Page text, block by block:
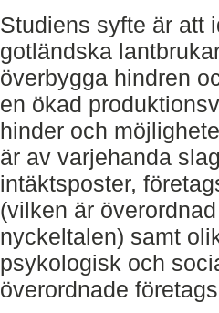
Studiens syfte är att
gotländska
överbygga hindren
en ökad
hinder och
är av varjehanda
intäktsposter,
(vilken är
nyckeltalen) samt
psykologisk och
överordnade